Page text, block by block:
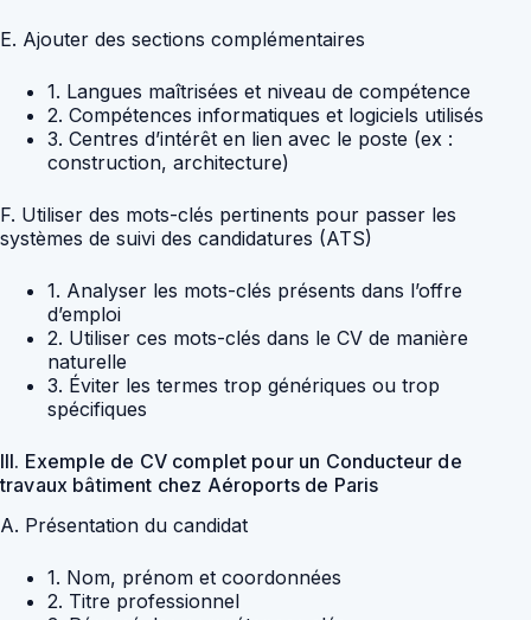
E. Ajouter des sections complémentaires
1. Langues maîtrisées et niveau de compétence
2. Compétences informatiques et logiciels utilisés
3. Centres d’intérêt en lien avec le poste (ex :
construction, architecture)
F. Utiliser des mots-clés pertinents pour passer les
systèmes de suivi des candidatures (ATS)
1. Analyser les mots-clés présents dans l’offre
d’emploi
2. Utiliser ces mots-clés dans le CV de manière
naturelle
3. Éviter les termes trop génériques ou trop
spécifiques
III. Exemple de CV complet pour un Conducteur de
travaux bâtiment chez Aéroports de Paris
A. Présentation du candidat
1. Nom, prénom et coordonnées
2. Titre professionnel